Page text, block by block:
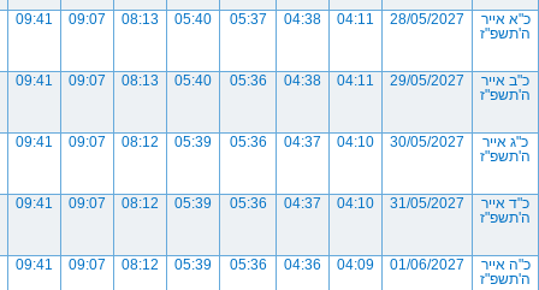
כ"א אייר
ה'תשפ"ז
28/05/2027
04:11
04:38
05:37
05:40
08:13
09:07
09:41
כ"ב אייר
ה'תשפ"ז
29/05/2027
04:11
04:38
05:36
05:40
08:13
09:07
09:41
כ"ג אייר
ה'תשפ"ז
30/05/2027
04:10
04:37
05:36
05:39
08:12
09:07
09:41
כ"ד אייר
ה'תשפ"ז
31/05/2027
04:10
04:37
05:36
05:39
08:12
09:07
09:41
כ"ה אייר
ה'תשפ"ז
01/06/2027
04:09
04:36
05:36
05:39
08:12
09:07
09:41